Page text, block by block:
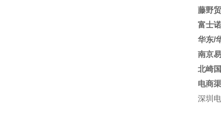
藤野
富士
华东/
南京
北崎
电商
深圳